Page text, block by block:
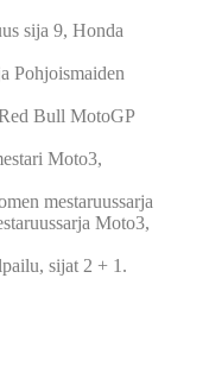
sija 9, Honda
Pohjoismaiden
Bull MotoGP
Moto3,
mestaruussarja
Moto3,
sijat 2 + 1.